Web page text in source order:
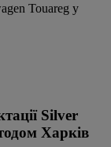
Touareg у
Silver
Харків